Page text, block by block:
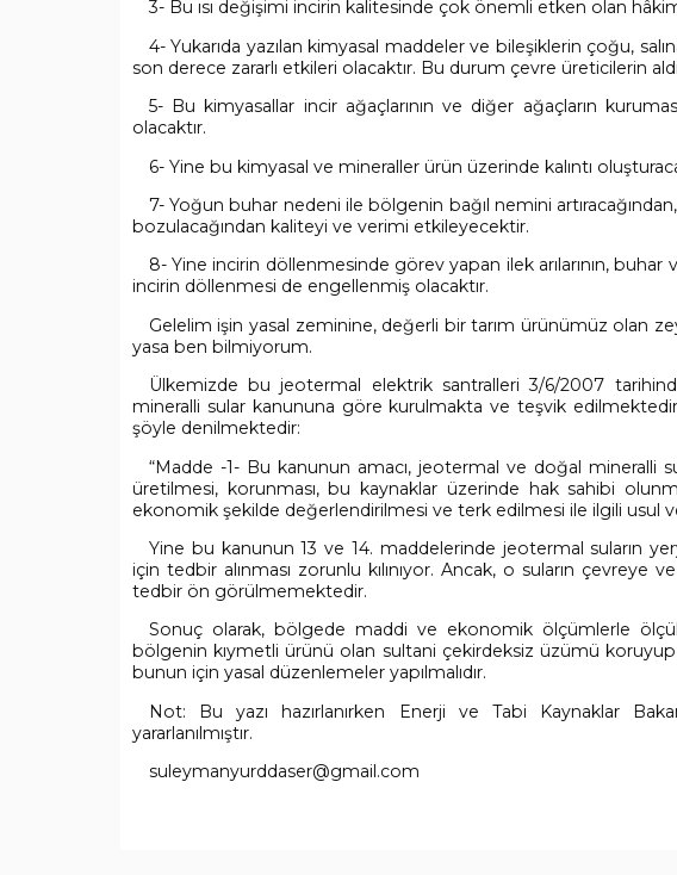
3- Bu ısı değişimi incirin kalitesinde çok önemli etken olan
4- Yukarıda yazılan kimyasal maddeler ve bileşiklerin çoğu,
son derece zararlı etkileri olacaktır. Bu durum çevre üreticilerin
5- Bu kimyasallar incir ağaçlarının ve diğer ağaçların
olacaktır.
6- Yine bu kimyasal ve mineraller ürün üzerinde kalıntı
7- Yoğun buhar nedeni ile bölgenin bağıl nemini
bozulacağından kaliteyi ve verimi etkileyecektir.
8- Yine incirin döllenmesinde görev yapan ilek arılarının,
incirin döllenmesi de engellenmiş olacaktır.
Gelelim işin yasal zeminine, değerli bir tarım ürünümüz olan
yasa ben bilmiyorum.
Ülkemizde bu jeotermal elektrik santralleri 3/6/2007
mineralli sular kanununa göre kurulmakta ve teşvik
şöyle denilmektedir:
“Madde -1- Bu kanunun amacı, jeotermal ve doğal mineralli
üretilmesi, korunması, bu kaynaklar üzerinde hak sahibi
ekonomik şekilde değerlendirilmesi ve terk edilmesi ile ilgili usul
Yine bu kanunun 13 ve 14. maddelerinde jeotermal suların
için tedbir alınması zorunlu kılınıyor. Ancak, o suların
tedbir ön görülmemektedir.
Sonuç olarak, bölgede maddi ve ekonomik ölçümlerle
bölgenin kıymetli ürünü olan sultani çekirdeksiz üzümü
bunun için yasal düzenlemeler yapılmalıdır.
Not: Bu yazı hazırlanırken Enerji ve Tabi Kaynaklar
yararlanılmıştır.
suleymanyurddaser@gmail.com